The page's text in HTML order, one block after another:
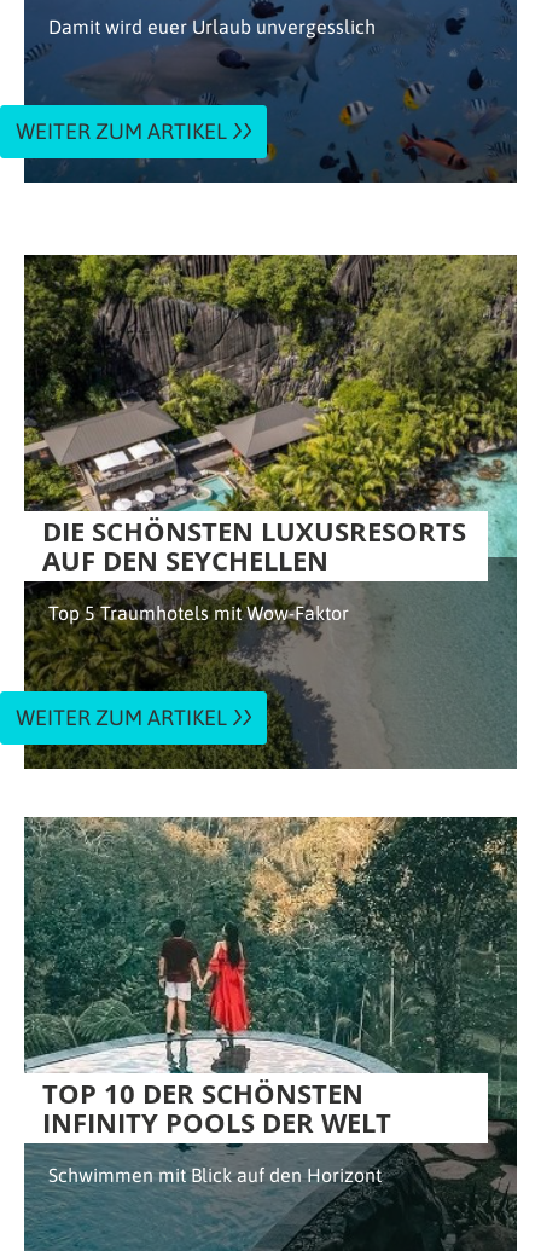
Damit wird euer Urlaub unvergesslich
WEITER ZUM ARTIKEL
DIE SCHÖNSTEN LUXUSRESORTS
AUF DEN SEYCHELLEN
Top 5 Traumhotels mit Wow-Faktor
WEITER ZUM ARTIKEL
TOP 10 DER SCHÖNSTEN
INFINITY POOLS DER WELT
Schwimmen mit Blick auf den Horizont